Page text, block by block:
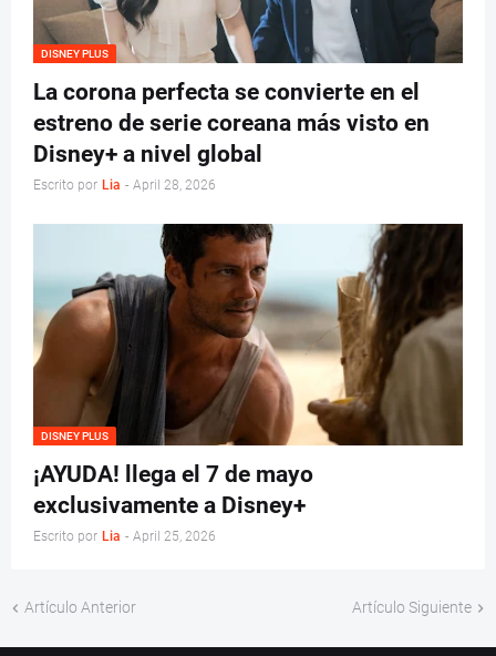
DISNEY PLUS
La corona perfecta se convierte en el
estreno de serie coreana más visto en
Disney+ a nivel global
Escrito por Lia - April 28, 2026
DISNEY PLUS
¡AYUDA! llega el 7 de mayo
exclusivamente a Disney+
Escrito por Lia - April 25, 2026
Artículo Anterior Artículo Siguiente